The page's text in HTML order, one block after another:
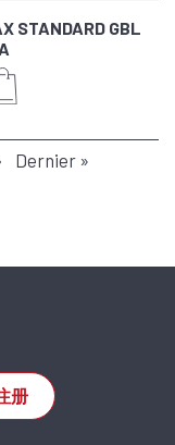
STANDARD GBL
末
Dernier »